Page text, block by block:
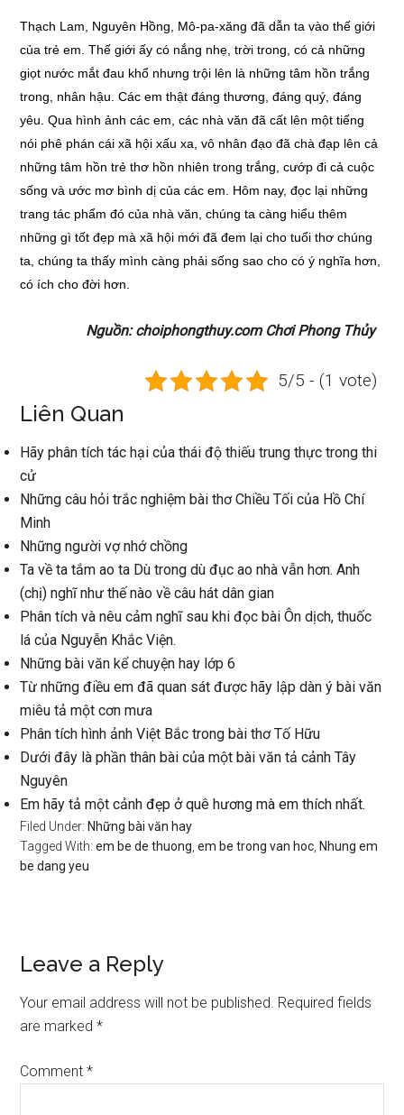
Thạch Lam, Nguyên Hồng, Mô-pa-xăng đã dẫn ta vào thế giới
của trẻ em. Thế giới ấy có nắng nhẹ, trời trong, có cả những
giọt nước mắt đau khổ nhưng trội lên là những tâm hồn trắng
trong, nhân hậu. Các em thật đáng thương, đáng quý, đáng
yêu. Qua hình ảnh các em, các nhà văn đã cất lên một tiếng
nói phê phán cái xã hội xấu xa, vô nhân đạo đã chà đạp lên cả
những tâm hồn trẻ thơ hồn nhiên trong trắng, cướp đi cả cuộc
sống và ước mơ bình dị của các em. Hôm nay, đọc lại những
trang tác phẩm đó của nhà văn, chúng ta càng hiểu thêm
những gì tốt đẹp mà xã hội mới đã đem lại cho tuổi thơ chúng
ta, chúng ta thấy mình càng phải sống sao cho có ý nghĩa hơn,
có ích cho đời hơn.
Nguồn: choiphongthuy.com Chơi Phong Thủy
5/5 - (1 vote)
Liên Quan
Hãy phân tích tác hại của thái độ thiếu trung thực trong thi
cử
Những câu hỏi trắc nghiệm bài thơ Chiều Tối của Hồ Chí
Minh
Những người vợ nhớ chồng
Ta về ta tắm ao ta Dù trong dù đục ao nhà vẫn hơn. Anh
(chị) nghĩ như thế nào về câu hát dân gian
Phân tích và nêu cảm nghĩ sau khi đọc bài Ôn dịch, thuốc
lá của Nguyễn Khắc Viện.
Những bài văn kể chuyện hay lớp 6
Từ những điều em đã quan sát được hãy lập dàn ý bài văn
miêu tả một cơn mưa
Phân tích hình ảnh Việt Bắc trong bài thơ Tố Hữu
Dưới đây là phần thân bài của một bài văn tả cảnh Tây
Nguyên
Em hãy tả một cảnh đẹp ở quê hương mà em thích nhất.
Filed Under: Những bài văn hay
Tagged With:em be de thuong ,em be trong van hoc Nhung em
be dang yeu
Reader
Interactions
Leave a Reply
Your email address will not be published. Required fields
are marked*
Comment*